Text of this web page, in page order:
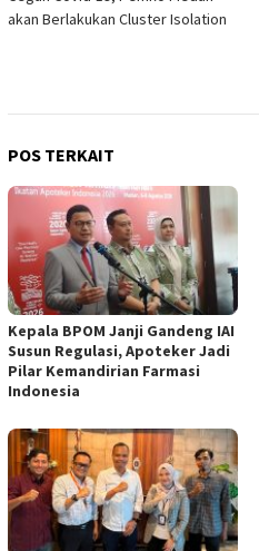
akan Berlakukan Cluster Isolation
POS TERKAIT
Kepala BPOM Janji Gandeng IAI
Susun Regulasi, Apoteker Jadi
Pilar Kemandirian Farmasi
Indonesia